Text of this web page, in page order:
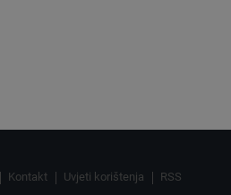
Kontakt Uvjeti korištenja RSS